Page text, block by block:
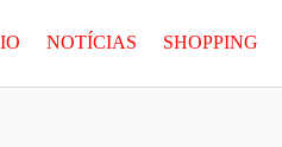
NOTÍCIAS SHOPPING